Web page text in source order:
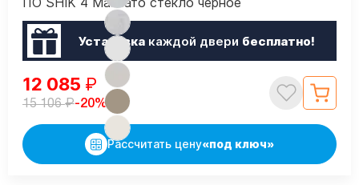
Установкакаждой двери бесплатно!
12 085 ₽
15 106₽-20%
Рассчитать цену«под ключ»